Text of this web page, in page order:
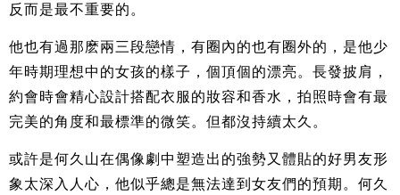
反而是最不重要的。
他也有過那麽兩三段戀情，有圈內的也有圈外的，是他少
年時期理想中的女孩的樣子，個頂個的漂亮。長發披肩，
約會時會精心設計搭配衣服的妝容和香水，拍照時會有最
完美的角度和最標準的微笑。但都沒持續太久。
或許是何久山在偶像劇中塑造出的強勢又體貼的好男友形
象太深入人心，他似乎總是無法達到女友們的預期。何久